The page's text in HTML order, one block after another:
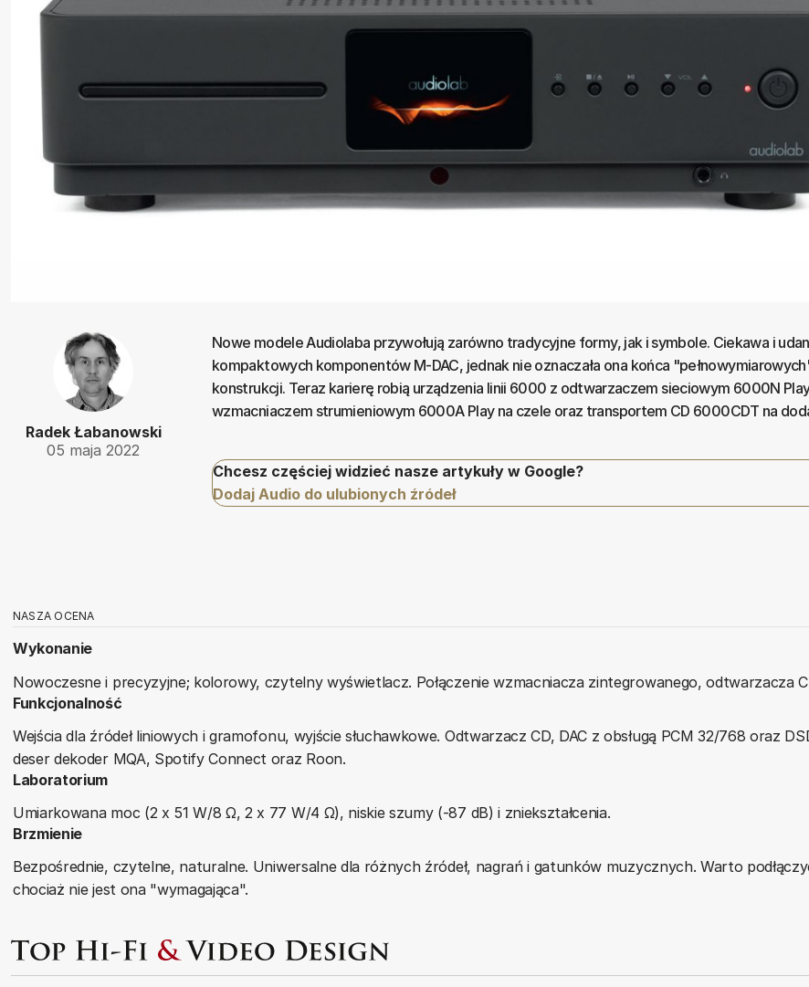
Radek Łabanowski
05 maja 2022
Nowe modele Audiolaba przywołują zarówno tradycyjne formy, jak i symbole. Ciekawa i
kompaktowych komponentów M-DAC, jednak nie oznaczała ona końca
konstrukcji. Teraz karierę robią urządzenia linii 6000 z odtwarzaczem sieciowym 6000N
wzmacniaczem strumieniowym 6000A Play na czele oraz transportem CD 6000CDT na
Chcesz częściej widzieć nasze artykuły w Google?
Dodaj Audio do ulubionych źródeł
NASZA OCENA
Wykonanie
Nowoczesne i precyzyjne; kolorowy, czytelny wyświetlacz. Połączenie wzmacniacza zintegrowanego, odtwarzacza
Funkcjonalność
Wejścia dla źródeł liniowych i gramofonu, wyjście słuchawkowe. Odtwarzacz CD, DAC z obsługą PCM 32/768 oraz
deser dekoder MQA, Spotify Connect oraz Roon.
Laboratorium
Umiarkowana moc (2 x 51 W/8 Ω, 2 x 77 W/4 Ω), niskie szumy (-87 dB) i zniekształcenia.
Brzmienie
Bezpośrednie, czytelne, naturalne. Uniwersalne dla różnych źródeł, nagrań i gatunków muzycznych. Warto
chociaż nie jest ona "wymagająca".